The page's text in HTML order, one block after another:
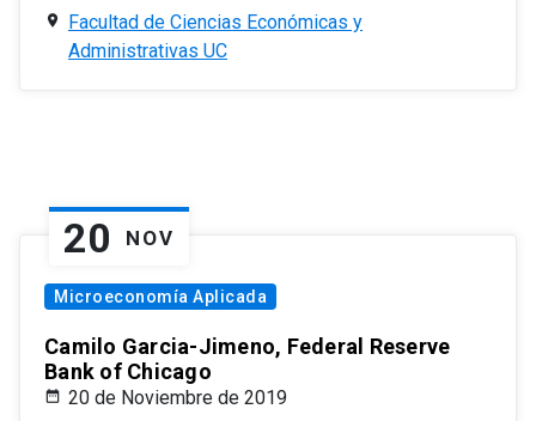
Facultad de Ciencias Económicas y
Administrativas UC
20 NOV
Microeconomía Aplicada
Camilo Garcia-Jimeno, Federal Reserve
Bank of Chicago
20 de Noviembre de 2019